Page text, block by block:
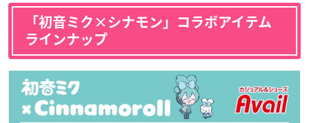
「初音ミク×シナモン」コラボアイテム
ラインナップ